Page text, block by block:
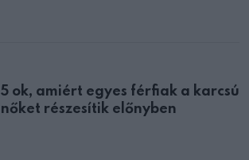
5 ok, amiért egyes férfiak a karcsú
nőket részesítik előnyben